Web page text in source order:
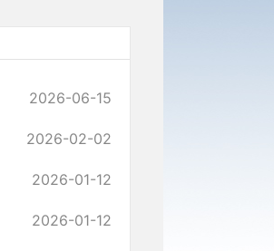
2026-06-15
2026-02-02
2026-01-12
2026-01-12